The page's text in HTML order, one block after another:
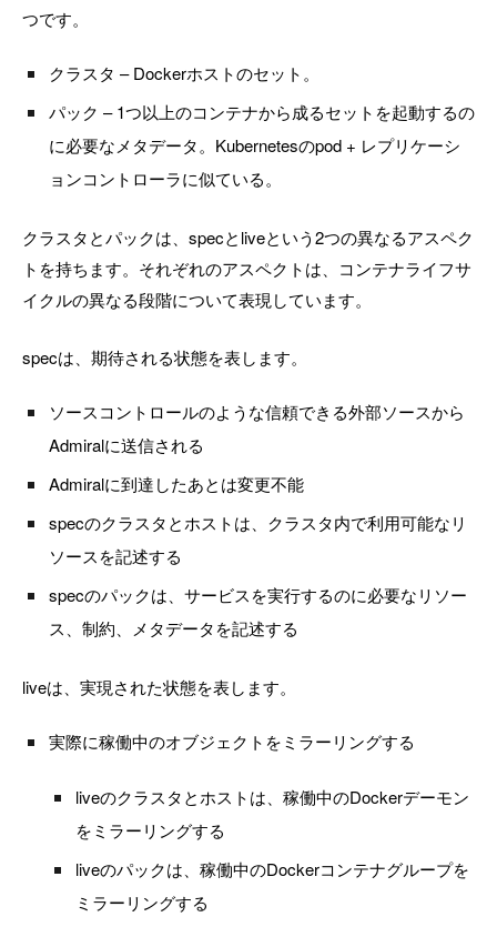
つです。
クラスタ – Dockerホストのセット。
パック – 1つ以上のコンテナから成るセットを起動するの
に必要なメタデータ。Kubernetesのpod + レプリケーシ
ョンコントローラに似ている。
クラスタとパックは、specとliveという2つの異なるアスペク
トを持ちます。それぞれのアスペクトは、コンテナライフサ
イクルの異なる段階について表現しています。
specは、期待される状態を表します。
ソースコントロールのような信頼できる外部ソースから
Admiralに送信される
Admiralに到達したあとは変更不能
specのクラスタとホストは、クラスタ内で利用可能なリ
ソースを記述する
specのパックは、サービスを実行するのに必要なリソー
ス、制約、メタデータを記述する
liveは、実現された状態を表します。
実際に稼働中のオブジェクトをミラーリングする
liveのクラスタとホストは、稼働中のDockerデーモン
をミラーリングする
liveのパックは、稼働中のDockerコンテナグループを
ミラーリングする